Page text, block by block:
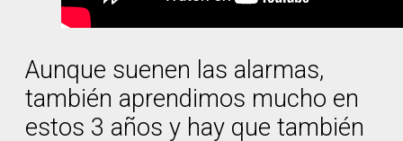
Aunque suenen las alarmas,
también aprendimos mucho en
estos 3 años y hay que también